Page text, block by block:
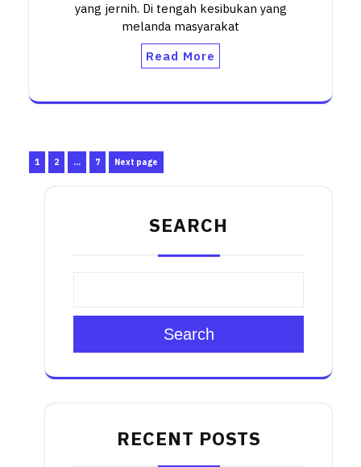
yang jernih. Di tengah kesibukan yang
melanda masyarakat
Read More
Posts
pagination
Page
1 Page
2 … Page
7 Next page
SEARCH
Search
RECENT POSTS